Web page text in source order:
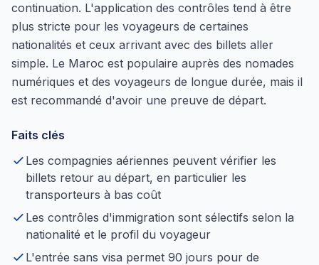
continuation. L'application des contrôles tend à être
plus stricte pour les voyageurs de certaines
nationalités et ceux arrivant avec des billets aller
simple. Le Maroc est populaire auprès des nomades
numériques et des voyageurs de longue durée, mais il
est recommandé d'avoir une preuve de départ.
Faits clés
Les compagnies aériennes peuvent vérifier les
billets retour au départ, en particulier les
transporteurs à bas coût
Les contrôles d'immigration sont sélectifs selon la
nationalité et le profil du voyageur
L'entrée sans visa permet 90 jours pour de